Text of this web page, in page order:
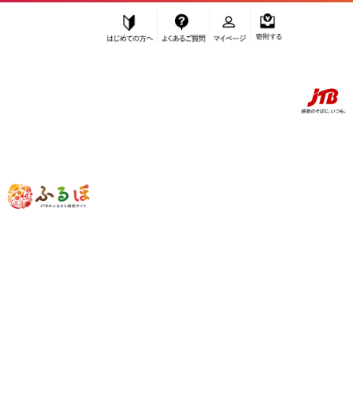
ふるぽ JTBのふるさと納税サイト
”ファッション” 愛知県